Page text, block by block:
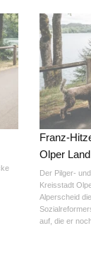
Franz-
Olper Land
Der Pilger-
Kreisstadt
Alperscheid
auf, die er